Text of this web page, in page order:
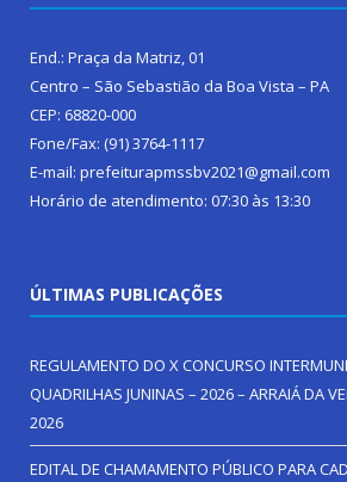
End.: Praça da Matriz, 01
Centro – São Sebastião da Boa Vista – PA
CEP: 68820-000
Fone/Fax: (91) 3764-1117
E-mail: prefeiturapmssbv2021@gmail.com
Horário de atendimento: 07:30 às 13:30
ÚLTIMAS PUBLICAÇÕES
REGULAMENTO DO X CONCURSO
QUADRILHAS JUNINAS – 2026 – ARRAIÁ DA
2026
EDITAL DE CHAMAMENTO PÚBLICO PARA